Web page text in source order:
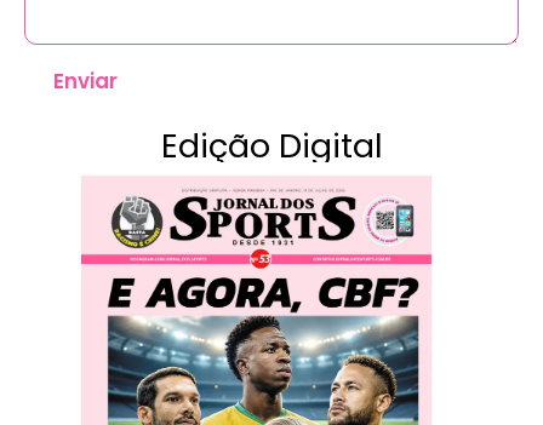
Enviar
Edição Digital